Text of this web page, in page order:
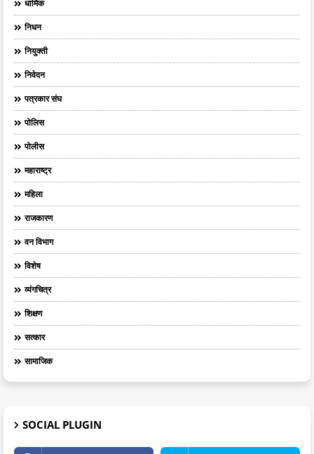
धार्मिक
निधन
नियुक्ती
निवेदन
पत्रकार संघ
पोलिस
पोलीस
महाराष्ट्र
महिला
राजकारण
वन विभाग
विशेष
व्यंगचित्र
शिक्षण
सत्कार
सामाजिक
SOCIAL PLUGIN